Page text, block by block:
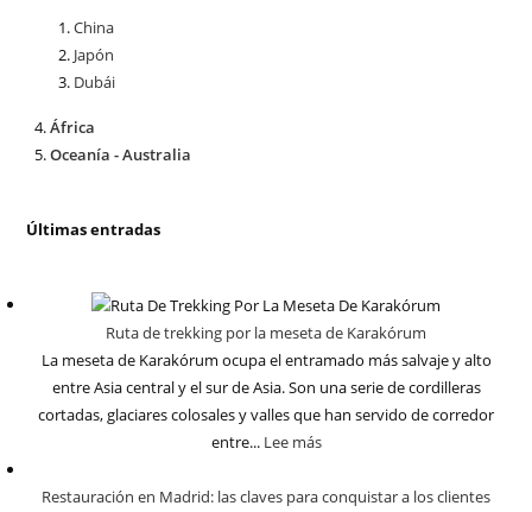
China
Japón
Dubái
África
Oceanía - Australia
Últimas entradas
Ruta de trekking por la meseta de Karakórum
La meseta de Karakórum ocupa el entramado más salvaje y alto
entre Asia central y el sur de Asia. Son una serie de cordilleras
cortadas, glaciares colosales y valles que han servido de corredor
entre... Lee más
Restauración en Madrid: las claves para conquistar a los clientes